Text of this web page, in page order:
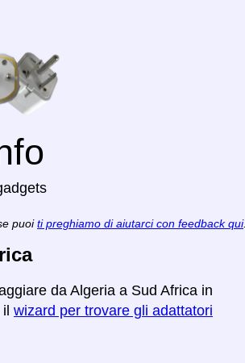
puoi ti preghiamo di aiutarci con feedback qui.
da Algeria a Sud Africa in
wizard per trovare gli adattatori